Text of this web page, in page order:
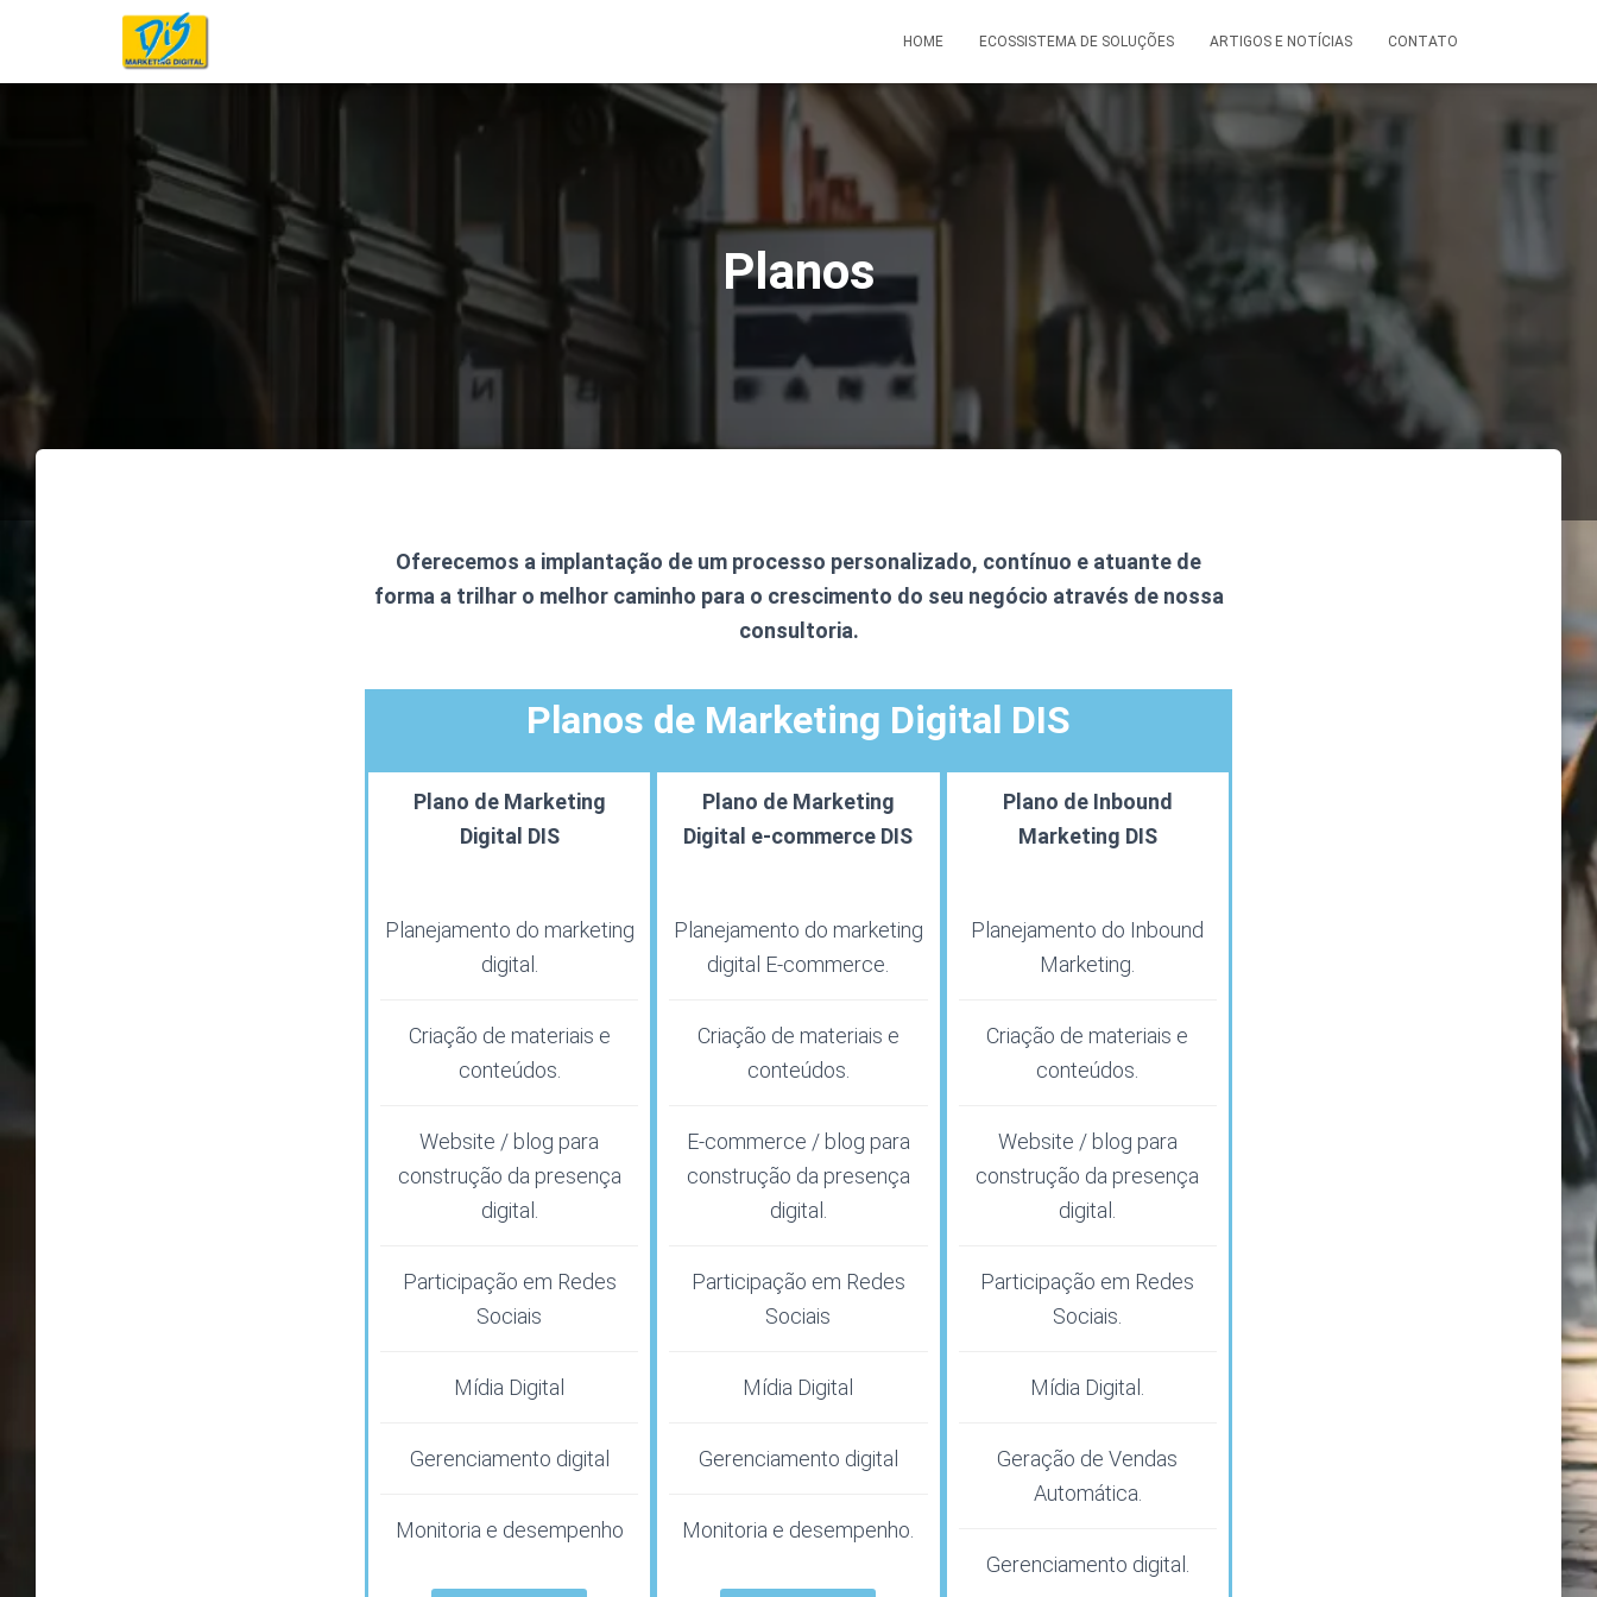
HOME ECOSSISTEMA DE SOLUÇÕES ARTIGOS E NOTÍCIAS CONTATO
Planos
Oferecemos a implantação de um processo personalizado, contínuo e atuante de
forma a trilhar o melhor caminho para o crescimento do seu negócio através de nossa
consultoria.
Planos de Marketing Digital DIS
Plano de Marketing
Digital DIS
Planejamento do marketing
digital.
Criação de materiais e
conteúdos.
Website / blog para
construção da presença
digital.
Participação em Redes
Sociais
Mídia Digital
Gerenciamento digital
Monitoria e desempenho
Plano de Marketing
Digital e-commerce DIS
Planejamento do marketing
digital E-commerce.
Criação de materiais e
conteúdos.
E-commerce / blog para
construção da presença
digital.
Participação em Redes
Sociais
Mídia Digital
Gerenciamento digital
Monitoria e desempenho.
Plano de Inbound
Marketing DIS
Planejamento do Inbound
Marketing.
Criação de materiais e
conteúdos.
Website / blog para
construção da presença
digital.
Participação em Redes
Sociais.
Mídia Digital.
Geração de Vendas
Automática.
Gerenciamento digital.